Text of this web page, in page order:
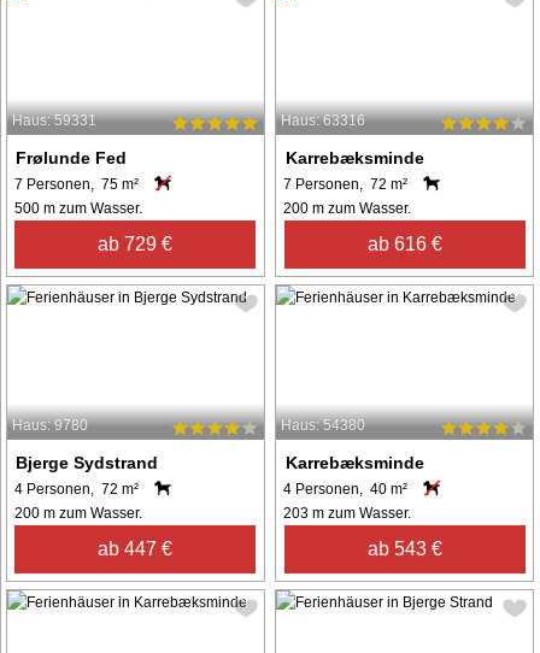
Haus: 59331
Frølunde Fed
7 Personen, 75 m²
500 m zum Wasser.
ab 729 €
Haus: 63316
Karrebæksminde
7 Personen, 72 m²
200 m zum Wasser.
ab 616 €
Haus: 9780
Bjerge Sydstrand
4 Personen, 72 m²
200 m zum Wasser.
ab 447 €
Haus: 54380
Karrebæksminde
4 Personen, 40 m²
203 m zum Wasser.
ab 543 €